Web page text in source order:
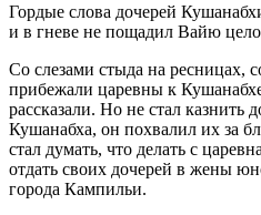
Гордые слова дочерей
и в гневе не пощадил Вайю
Со слезами стыда на ресницах,
прибежали царевны к
рассказали. Но не стал казнить
Кушанабха, он похвалил их за
стал думать, что делать с
отдать своих дочерей в жены
города Кампильи.